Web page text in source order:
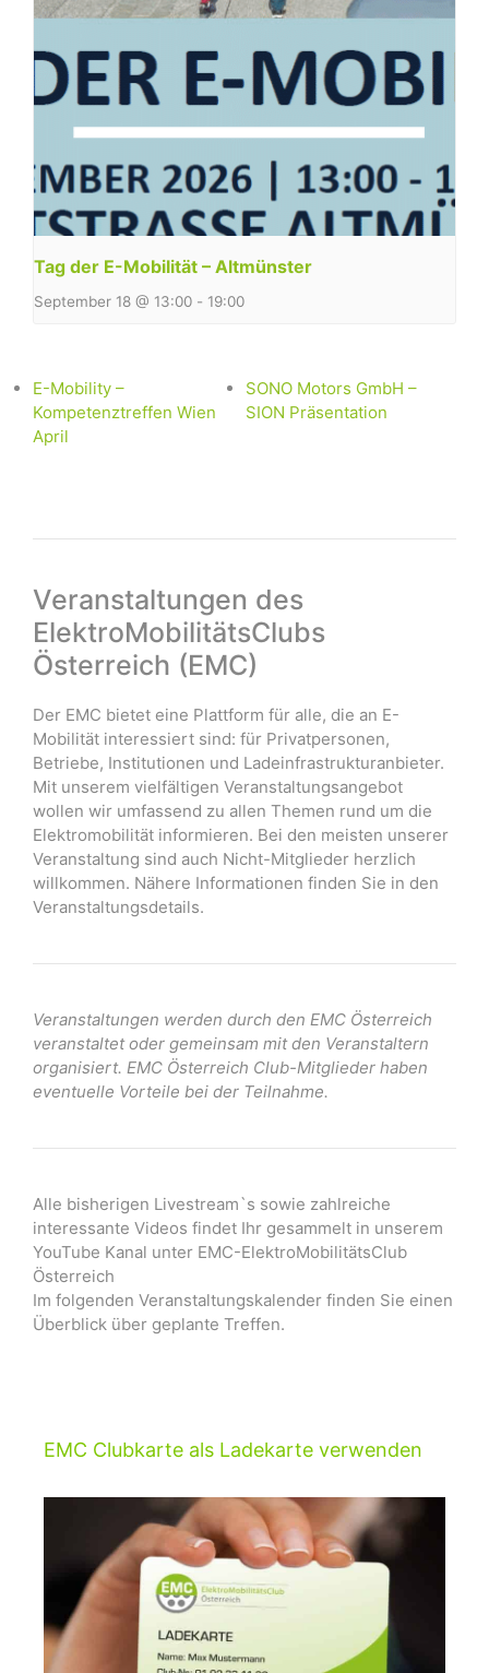
Tag der E-Mobilität – Altmünster
September 18 @ 13:00 - 19:00
E-Mobility –
Kompetenztreffen Wien
April
SONO Motors GmbH –
SION Präsentation
Veranstaltungen des
ElektroMobilitätsClubs
Österreich (EMC)
Der EMC bietet eine Plattform für alle, die an E-
Mobilität interessiert sind: für Privatpersonen,
Betriebe, Institutionen und Ladeinfrastrukturanbieter.
Mit unserem vielfältigen Veranstaltungsangebot
wollen wir umfassend zu allen Themen rund um die
Elektromobilität informieren. Bei den meisten unserer
Veranstaltung sind auch Nicht-Mitglieder herzlich
willkommen. Nähere Informationen finden Sie in den
Veranstaltungsdetails.
Veranstaltungen werden durch den EMC Österreich
veranstaltet oder gemeinsam mit den Veranstaltern
organisiert. EMC Österreich Club-Mitglieder haben
eventuelle Vorteile bei der Teilnahme.
Alle bisherigen Livestream`s sowie zahlreiche
interessante Videos findet Ihr gesammelt in unserem
YouTube Kanal unter EMC-ElektroMobilitätsClub
Österreich
Im folgenden Veranstaltungskalender finden Sie einen
Überblick über geplante Treffen.
EMC Clubkarte als Ladekarte verwenden